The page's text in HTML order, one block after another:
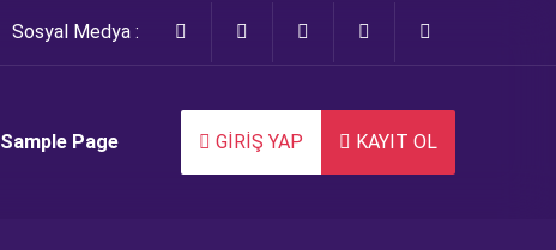
Sosyal Medya :
Sample Page GİRİŞ YAP KAYIT OL